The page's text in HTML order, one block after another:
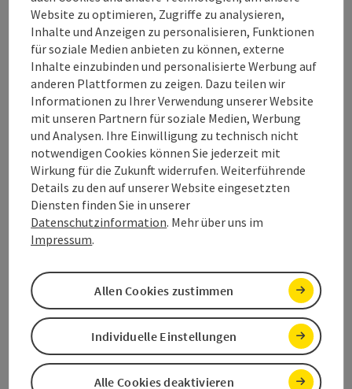
Screenreader-BenutzerInnen aufrufbar sein.
Auch wenn wir bei der Wartung Sorgfalt walten
lassen, sollte es ausnahmsweise passieren, dass
ein Bild nicht mit einem Alternativtext
beschrieben ist und somit der Inhalt nur
teilweise barrierefrei ist, geben Sie uns bitte
Bescheid.
Wir versuchen unsereTexte soweit wie möglich
ohne Abkürzungen und Fremdwörter zu
schreiben. Ebenso versuchen wir in kurzen und
verständlichen Sätzen zu texten. Sollte es
dennoch zu Verständnisschwierigkeiten
kommen und der Text somit nur teilweise
barrierefrei erscheinen, bitte kontaktieren Sie
uns. Wir werden Ihnen eine verständlichere Form
b) Inhalte, die nicht in den
Anwendungsbereich der anwendbaren
Rechtsvorschriften fallen
Aufgezeichnete zeitbasierte Medien, wieVideo-
, die vor dem 23. September
Website zu optimieren, Zugriffe zu analysieren,
Inhalte und Anzeigen zu personalisieren, Funktionen
für soziale Medien anbieten zu können, externe
Inhalte einzubinden und personalisierte Werbung auf
anderen Plattformen zu zeigen. Dazu teilen wir
Informationen zu Ihrer Verwendung unserer Website
mit unseren Partnern für soziale Medien, Werbung
und Analysen. Ihre Einwilligung zu technisch nicht
notwendigen Cookies können Sie jederzeit mit
Wirkung für die Zukunft widerrufen. Weiterführende
Details zu den auf unserer Website eingesetzten
Diensten finden Sie in unserer
Datenschutzinformation. Mehr über uns im
Impressum.
Alle Cookies deaktivieren
Individuelle Einstellungen
Allen Cookies zustimmen